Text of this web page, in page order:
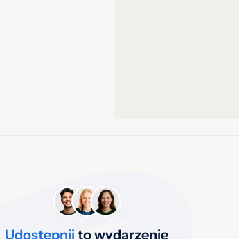
Udostępnij to wydarzenie